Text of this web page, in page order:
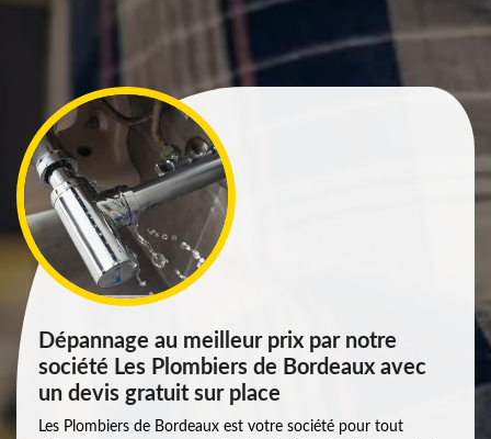
Dépannage au meilleur prix par notre
société Les Plombiers de Bordeaux avec
un devis gratuit sur place
Les Plombiers de Bordeaux est votre société pour tout